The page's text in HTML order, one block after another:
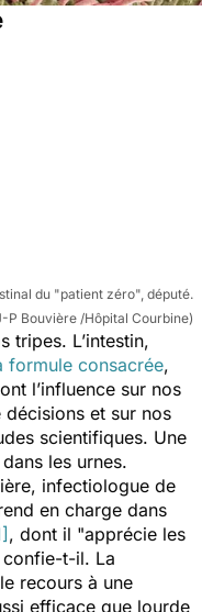
du "patient zéro", député.
P Bouvière /Hôpital Courbine)
tripes. L’intestin,
formule consacrée,
l’influence sur nos
et sur nos
scientifiques. Une
les urnes.
infectiologue de
en charge dans
, dont il "apprécie les
confie-t-il. La
recours à une
efficace que lourde